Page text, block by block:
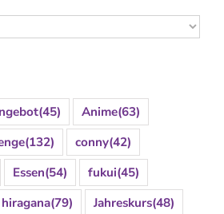
(45) Anime(63)
(132) conny(42)
Essen(54) fukui(45)
hiragana(79) Jahreskurs(48)